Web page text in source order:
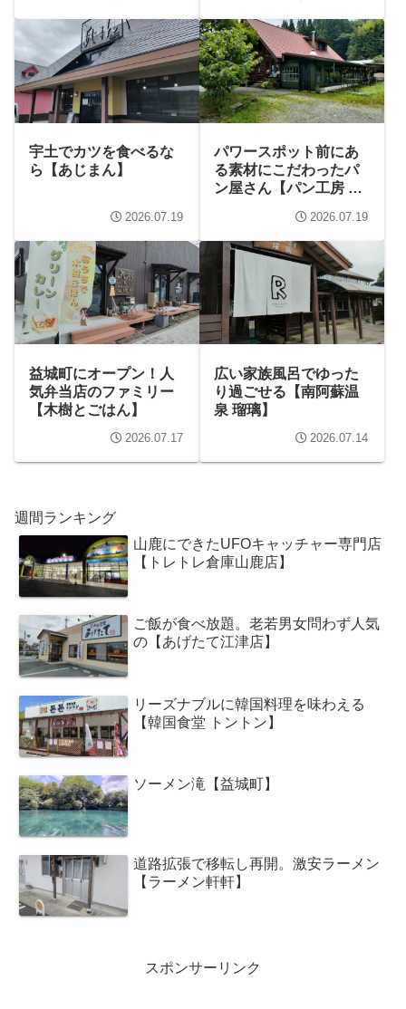
宇土でカツを食べるな
ら【あじまん】
2026.07.19
パワースポット前にあ
る素材にこだわったパ
ン屋さん【パン工房 ヤ
2026.07.19
益城町にオープン！人
気弁当店のファミリー
【木樹とごはん】
2026.07.17
広い家族風呂でゆった
り過ごせる【南阿蘇温
泉 瑠璃】
2026.07.14
週間ランキング
山鹿にできたUFOキャッチャー専門店
【トレトレ倉庫山鹿店】
ご飯が食べ放題。老若男女問わず人気
の【あげたて江津店】
リーズナブルに韓国料理を味わえる
【韓国食堂 トントン】
ソーメン滝【益城町】
道路拡張で移転し再開。激安ラーメン
【ラーメン軒軒】
スポンサーリンク